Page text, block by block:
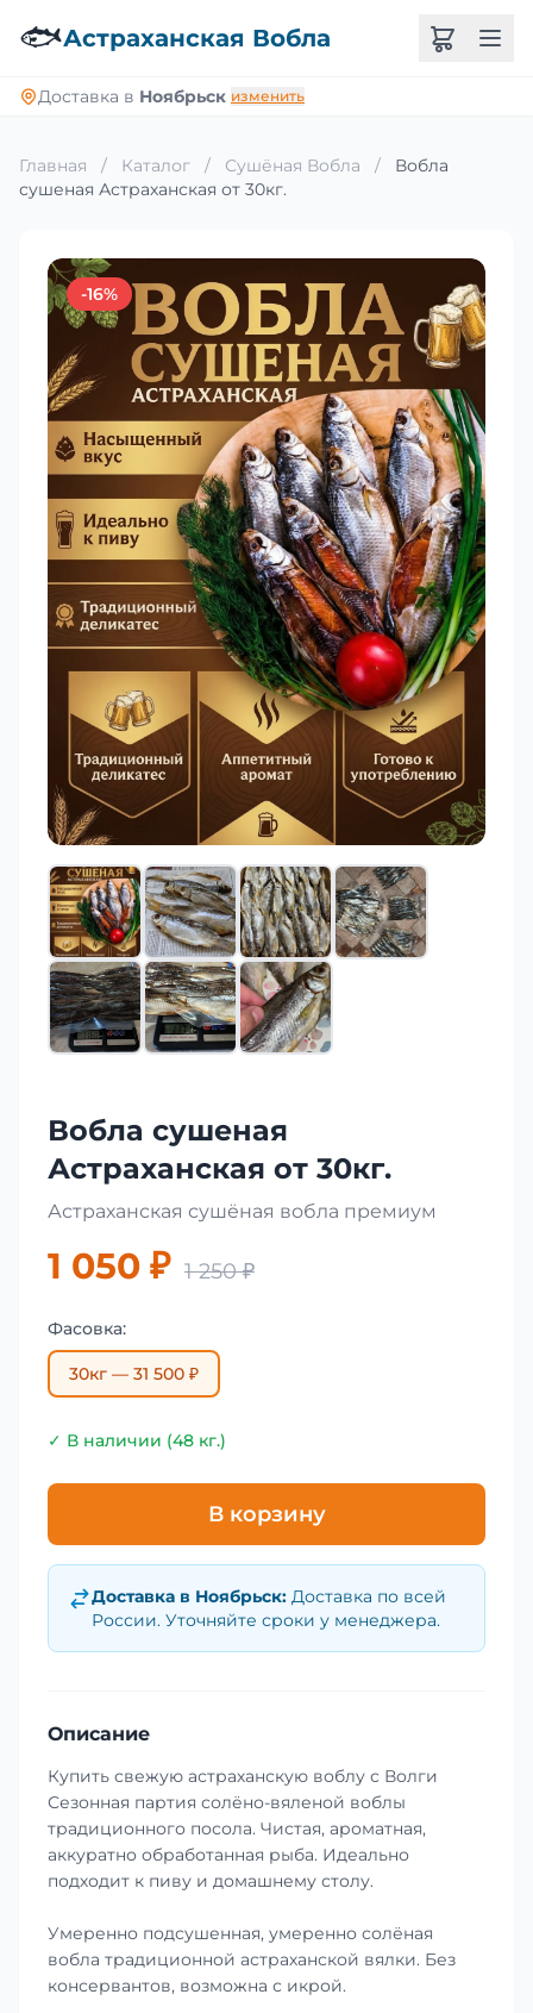
🐟Астраханская Вобла
Доставка в Ноябрьск изменить
Главная / Каталог / Сушёная Вобла /
Вобла
сушеная Астраханская от 30кг.
-16%
Вобла сушеная
Астраханская от 30кг.
Астраханская сушёная вобла премиум
1 050 ₽ 1 250 ₽
Фасовка:
30кг — 31 500 ₽
✓ В наличии (48 кг.)
В корзину
Доставка в Ноябрьск: Доставка по всей
России. Уточняйте сроки у менеджера.
Описание
Купить свежую астраханскую воблу с Волги
Сезонная партия солёно-вяленой воблы
традиционного посола. Чистая, ароматная,
аккуратно обработанная рыба. Идеально
подходит к пиву и домашнему столу.
Умеренно подсушенная, умеренно солёная
вобла традиционной астраханской вялки. Без
консервантов, возможна с икрой.